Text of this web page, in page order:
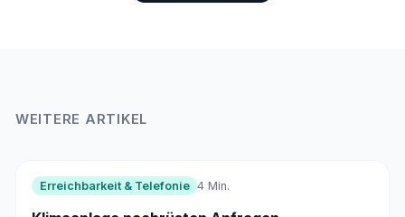
WEITERE ARTIKEL
Erreichbarkeit & Telefonie 4 Min.